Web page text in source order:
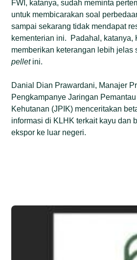
FWI, katanya, sudah meminta
untuk membicarakan soal
sampai sekarang tidak mendapat
kementerian ini. Padahal, katanya,
memberikan keterangan lebih jelas
pelletini.
Danial Dian Prawardani, Manajer
Pengkampanye Jaringan
Kehutanan (JPIK) menceritakan
informasi di KLHK terkait kayu dan
ekspor ke luar negeri.